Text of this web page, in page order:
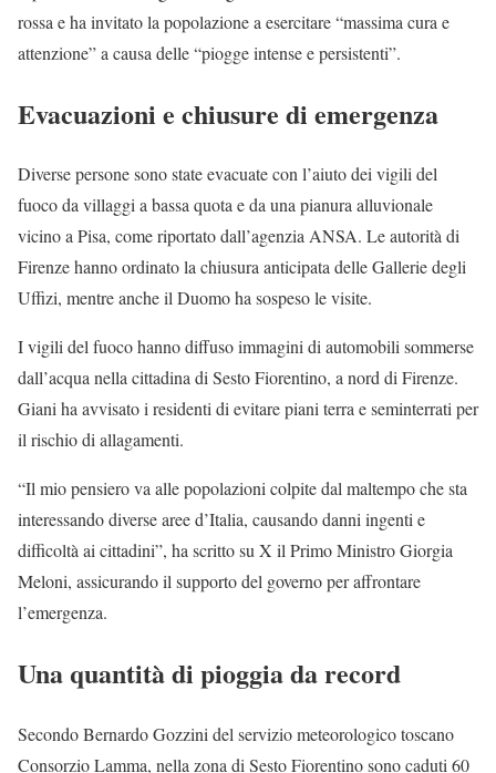
rossa e ha invitato la popolazione a esercitare “massima cura e
attenzione” a causa delle “piogge intense e persistenti”.
Evacuazioni e chiusure di emergenza
Diverse persone sono state evacuate con l’aiuto dei vigili del
fuoco da villaggi a bassa quota e da una pianura alluvionale
vicino a Pisa, come riportato dall’agenzia ANSA. Le autorità di
Firenze hanno ordinato la chiusura anticipata delle Gallerie degli
Uffizi, mentre anche il Duomo ha sospeso le visite.
I vigili del fuoco hanno diffuso immagini di automobili sommerse
dall’acqua nella cittadina di Sesto Fiorentino, a nord di Firenze.
Giani ha avvisato i residenti di evitare piani terra e seminterrati per
il rischio di allagamenti.
“Il mio pensiero va alle popolazioni colpite dal maltempo che sta
interessando diverse aree d’Italia, causando danni ingenti e
difficoltà ai cittadini”, ha scritto su X il Primo Ministro Giorgia
Meloni, assicurando il supporto del governo per affrontare
l’emergenza.
Una quantità di pioggia da record
Secondo Bernardo Gozzini del servizio meteorologico toscano
Consorzio Lamma, nella zona di Sesto Fiorentino sono caduti 60